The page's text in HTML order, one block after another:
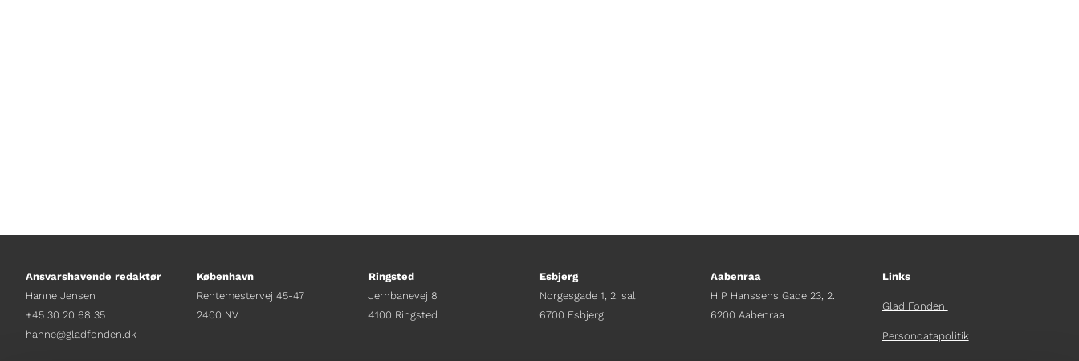
Ansvarshavende redaktør
Hanne Jensen
+45 30 20 68 35
hanne@gladfonden.dk
København
Rentemestervej 45-47
2400 NV
Ringsted
Jernbanevej 8
4100 Ringsted
Esbjerg
Norgesgade 1, 2. sal
6700 Esbjerg
Aabenraa
H P Hanssens Gade 23, 2.
6200 Aabenraa
Links
Glad Fonden
Persondatapolitik